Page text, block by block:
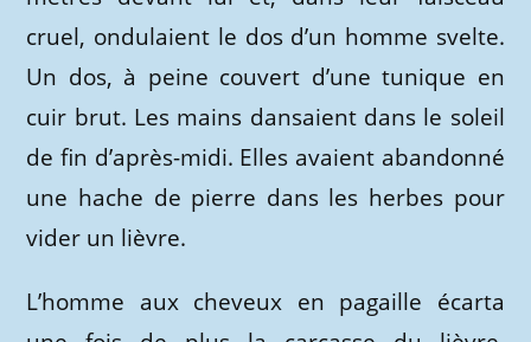
cruel, ondulaient le dos d’un homme svelte.
Un dos, à peine couvert d’une tunique en
cuir brut. Les mains dansaient dans le soleil
de fin d’après-midi. Elles avaient abandonné
une hache de pierre dans les herbes pour
vider un lièvre.
L’homme aux cheveux en pagaille écarta